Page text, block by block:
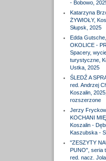
- Bobowo,
Katarzyna
ŻYWIOŁY,
Słupsk, 2025
Edda
OKOLICE -
Spacery,
turystyczne,
Ustka, 2025
ŚLEDŹ A
red. Andrzej
Koszalin,
rozszerzone
Jerzy
KOCHANI
Koszalin -
Kaszubska -
"ZESZYTY
PUNO", seria
red. nacz.